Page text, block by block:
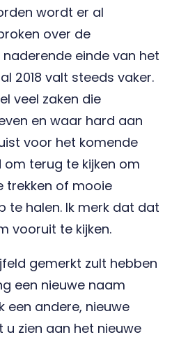
wordt er al
over de
einde van het
2018 valt steeds vaker.
veel zaken die
en waar hard aan
voor het komende
om terug te kijken om
trekken of mooie
te halen. Ik merk dat dat
vooruit te kijken.
gemerkt zult hebben
een nieuwe naam
een andere, nieuwe
u zien aan het nieuwe